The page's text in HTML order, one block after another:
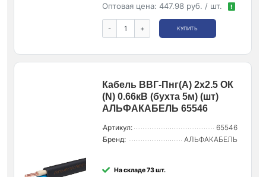
Оптовая цена: 447.98 руб. / шт. !
- + КУПИТЬ
Кабель ВВГ-Пнг(А) 2х2.5 ОК
(N) 0.66кВ (бухта 5м) (шт)
АЛЬФАКАБЕЛЬ 65546
Артикул:
65546
Бренд:
АЛЬФАКАБЕЛЬ
На складе 73 шт.